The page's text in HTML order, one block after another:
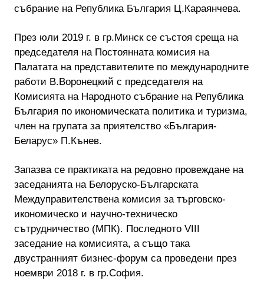
събрание на Република България Ц.Караянчева.
През юли 2019 г. в гр.Минск се състоя среща на
председателя на Постоянната комисия на
Палатата на представителите по международните
работи В.Воронецкий с председателя на
Комисията на Народното събрание на Република
България по икономическата политика и туризма,
член на групата за приятелство «България-
Беларус» П.Кънев.
Запазва се практиката на редовно провеждане на
заседанията на Белоруско-Българската
Междуправителствена комисия за търговско-
икономическо и научно-техническо
сътрудничество (МПК). Последното VIII
заседание на комисията, а също така
двустранният бизнес-форум са проведени през
ноември 2018 г. в гр.София.